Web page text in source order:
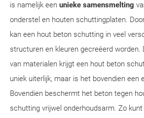
is namelijk een unieke samensmelting
onderstel en houten schuttingplaten.
kan een hout beton schutting in veel
structuren en kleuren gecreëerd worden.
van materialen krijgt een hout beton
uniek uiterlijk, maar is het bovendien een
Bovendien beschermt het beton tegen
schutting vrijwel onderhoudsarm. Zo